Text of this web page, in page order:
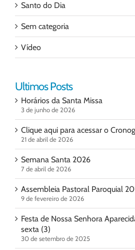
Santo do Dia
Sem categoria
Vídeo
Ultimos Posts
Horários da Santa Missa
3 de junho de 2026
Clique aqui para acessar o
21 de abril de 2026
Semana Santa 2026
7 de abril de 2026
Assembleia Pastoral Paroquial
9 de fevereiro de 2026
Festa de Nossa Senhora
sexta (3)
30 de setembro de 2025